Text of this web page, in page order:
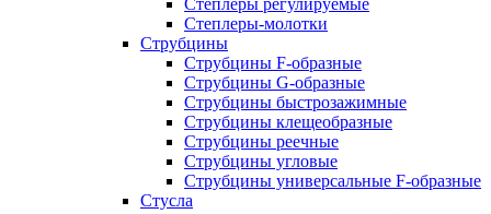
Степлеры регулируемые
Степлеры-молотки
Струбцины
Струбцины F-образные
Струбцины G-образные
Струбцины быстрозажимные
Струбцины клещеобразные
Струбцины реечные
Струбцины угловые
Струбцины универсальные F-образные
Стусла